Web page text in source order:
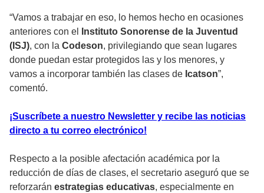
“Vamos a trabajar en eso, lo hemos hecho en ocasiones
anteriores con el
Instituto Sonorense de la Juventud
(ISJ), con la Codeson, privilegiando que sean lugares
donde puedan estar protegidos las y los menores, y
vamos a incorporar también las clases de Icatson”,
comentó.
¡Suscríbete a nuestro Newsletter y recibe las noticias
directo a tu correo electrónico!
Respecto a la posible afectación académica por la
reducción de días de clases, el secretario aseguró que se
reforzarán estrategias educativas, especialmente en